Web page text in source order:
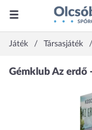
Játék Társasjáték